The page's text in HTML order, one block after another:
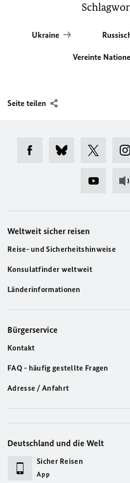
Ukraine
Vereinte
Seite teilen
Weltweit sicher reisen
Reise- und Sicherheitshinweise
Konsulatfinder weltweit
Länderinformationen
Bürgerservice
Kontakt
FAQ - häufig gestellte Fragen
Adresse / Anfahrt
Deutschland und die Welt
Sicher Reisen
App